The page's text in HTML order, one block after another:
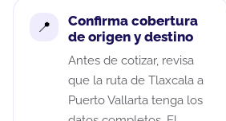
Confirma cobertura
de origen y destino
Antes de cotizar, revisa
que la ruta de Tlaxcala a
Puerto Vallarta tenga los